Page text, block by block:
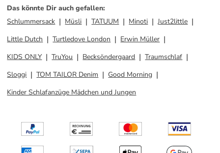
Das könnte Dir auch gefallen:
Schlummersack
Müsli TATUUM Minoti
Just2little
Little Dutch
Turtledove London
Erwin Müller
KIDS ONLY
TruYou Becksöndergaard
Traumschlaf
Sloggi
TOM TAILOR Denim
Good Morning
Kinder Schlafanzüge Mädchen und Jungen